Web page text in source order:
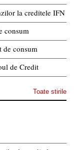
la creditele IFN
consum
de consum
de Credit
Toate stirile